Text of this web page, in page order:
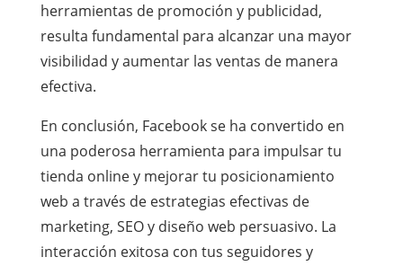
herramientas de promoción y publicidad,
resulta fundamental para alcanzar una mayor
visibilidad y aumentar las ventas de manera
efectiva.
En conclusión, Facebook se ha convertido en
una poderosa herramienta para impulsar tu
tienda online y mejorar tu posicionamiento
web a través de estrategias efectivas de
marketing, SEO y diseño web persuasivo. La
interacción exitosa con tus seguidores y